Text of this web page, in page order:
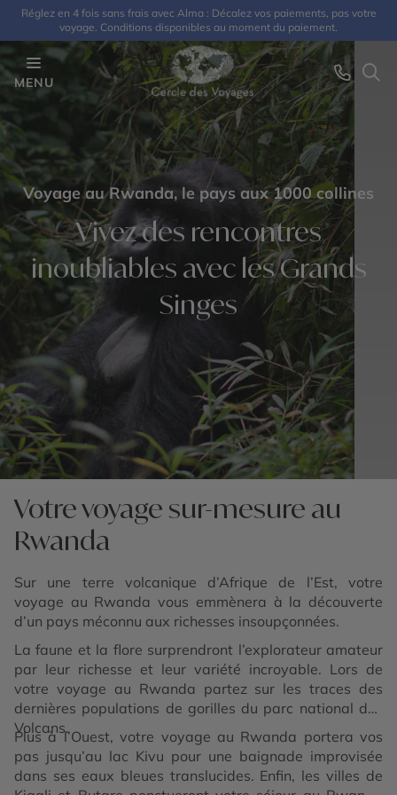
Réglez en 4 fois sans frais avec Alma : Décalez vos paiements, pas votre
voyage. Conditions disponibles au moment du paiement.
MENU
Voyage au Rwanda, le pays aux 1000 collines
Vivez des rencontres
inoubliables avec les Grands
Singes
Votre voyage sur-mesure au
Rwanda
Sur une terre volcanique d’Afrique de l’Est, votre
voyage au Rwanda vous emmènera à la découverte
d’un pays méconnu aux richesses insoupçonnées.
La faune et la flore surprendront l’explorateur amateur
par leur richesse et leur variété incroyable. Lors de
votre voyage au Rwanda partez sur les traces des
dernières populations de gorilles du parc national des
Volcans.
Plus à l’Ouest, votre voyage au Rwanda portera vos
pas jusqu’au lac Kivu pour une baignade improvisée
dans ses eaux bleues translucides. Enfin, les villes de